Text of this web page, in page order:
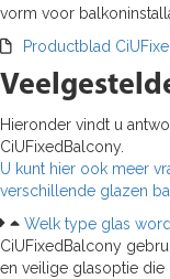
vorm voor
Productblad
Hieronder vindt u
CiUFixedBalcony.
U kunt hier ook meer
verschillende glazen
Welk type glas
CiUFixedBalcony
en veilige glasoptie